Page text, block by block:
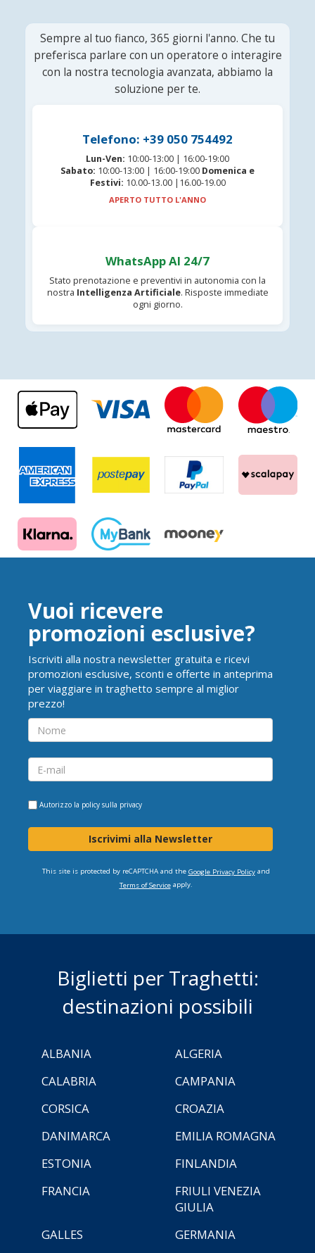
Sempre al tuo fianco, 365 giorni l'anno. Che tu
preferisca parlare con un operatore o interagire
con la nostra tecnologia avanzata, abbiamo la
soluzione per te.
Telefono: +39 050 754492
Lun-Ven: 10:00-13:00 | 16:00-19:00
Sabato: 10:00-13:00 | 16:00-19:00 Domenica e
Festivi: 10.00-13.00 |16.00-19.00
APERTO TUTTO L'ANNO
WhatsApp AI 24/7
Stato prenotazione e preventivi in autonomia con la
nostra Intelligenza Artificiale. Risposte immediate
ogni giorno.
Vuoi ricevere
promozioni esclusive?
Iscriviti alla nostra newsletter gratuita e ricevi
promozioni esclusive, sconti e offerte in anteprima
per viaggiare in traghetto sempre al miglior
prezzo!
Autorizzo la policy sulla privacy
Iscrivimi alla Newsletter
This site is protected by reCAPTCHA and the Google Privacy Policyand
Terms of Serviceapply.
Biglietti per Traghetti:
destinazioni possibili
ALBANIA
ALGERIA
CALABRIA
CAMPANIA
CORSICA
CROAZIA
DANIMARCA
EMILIA ROMAGNA
ESTONIA
FINLANDIA
FRANCIA
FRIULI VENEZIA
GIULIA
GALLES
GERMANIA